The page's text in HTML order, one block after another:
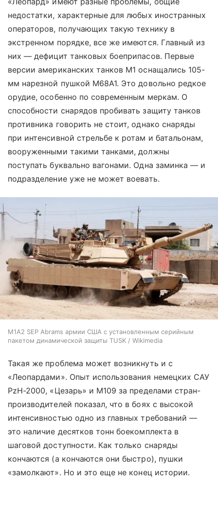
недостатки, характерные для любых иностранных
операторов, получающих такую технику в
экстренном порядке, все же имеются. Главный из
них — дефицит танковых боеприпасов. Первые
версии американских танков М1 оснащались 105-
мм нарезной пушкой М68А1. Это довольно редкое
орудие, особенно по современным меркам. О
способности снарядов пробивать защиту танков
противника говорить не стоит, однако снаряды
при интенсивной стрельбе к ротам и батальонам,
вооруженными такими танками, должны
поступать буквально вагонами. Одна заминка — и
подразделение уже не может воевать.
M1A2 SEP Abrams армии США с установленным серийным
пакетом динамической защиты TUSK / Wikimedia
Такая же проблема может возникнуть и с
«Леопардами». Опыт использования немецких САУ
PzH-2000, «Цезарь» и М109 за пределами стран-
производителей показал, что в боях с высокой
интенсивностью одно из главных требований —
это наличие десятков тонн боекомплекта в
шаговой доступности. Как только снаряды
кончаются (а кончаются они быстро), пушки
«замолкают». Но и это еще не конец истории.